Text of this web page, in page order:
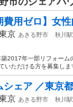
費用ゼロ】女
京 あきる野市 秋川駅
築2017年一部リフォー
いただける方を募集し
シェア ／東京
京 あきる野市 秋川駅